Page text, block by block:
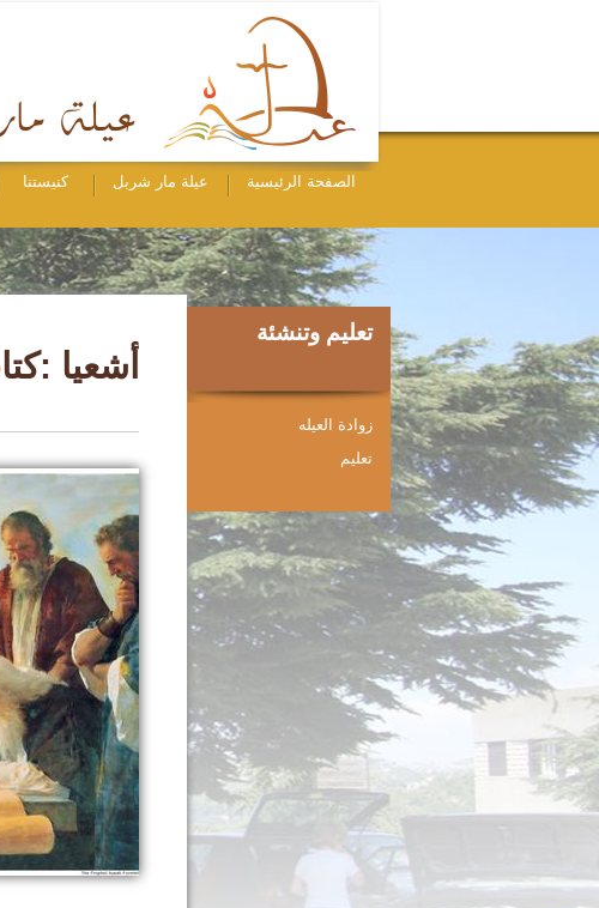
الصفحة الرئيسية عيلة مار شربل كنيستنا
أشعيا
تعليم وتنشئة
زوادة العيله
ﺗﻌﻠﻴﻢ